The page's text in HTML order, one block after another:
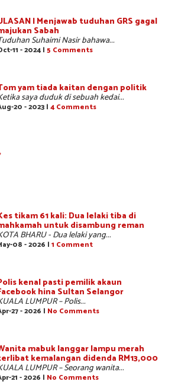
| Menjawab tuduhan GRS gagal
Sabah
Suhaimi Nasir bahawa...
11 - 2024 | 5 Comments
yam tiada kaitan dengan politik
saya duduk di sebuah kedai...
20 - 2023 | 4 Comments
tikam 61 kali: Dua lelaki tiba di
untuk disambung reman
BHARU - Dua lelaki yang...
08 - 2026 | 1 Comment
kenal pasti pemilik akaun
hina Sultan Selangor
LUMPUR – Polis...
27 - 2026 | No Comments
mabuk langgar lampu merah
kemalangan didenda RM13,000
LUMPUR – Seorang wanita...
21 - 2026 | No Comments